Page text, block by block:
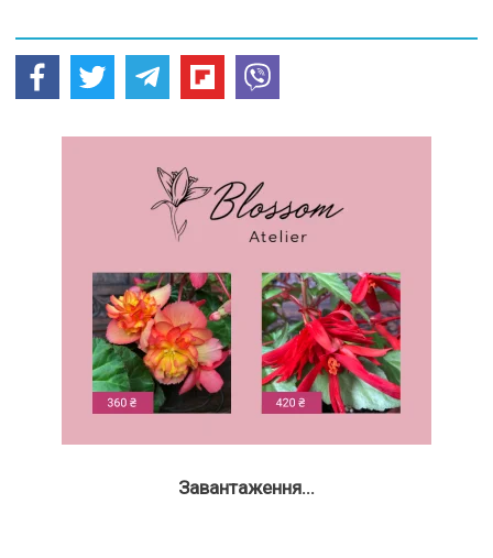
Завантаження...